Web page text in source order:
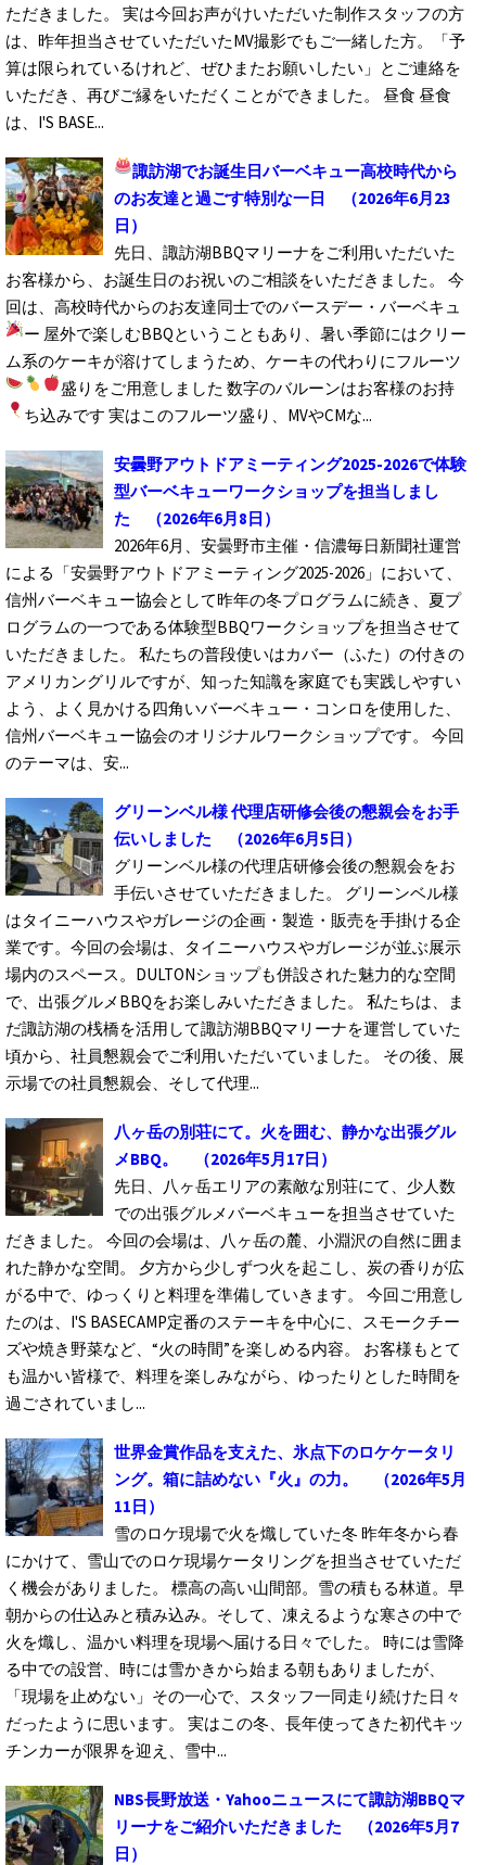
ただきました。 実は今回お声がけいただいた制作スタッフの方
は、昨年担当させていただいたMV撮影でもご一緒した方。「予
算は限られているけれど、ぜひまたお願いしたい」とご連絡を
いただき、再びご縁をいただくことができました。 昼食 昼食
は、I'S BASE...
諏訪湖でお誕生日バーベキュー高校時代から
のお友達と過ごす特別な一日
（2026年6月23
日）
先日、諏訪湖BBQマリーナをご利用いただいた
お客様から、お誕生日のお祝いのご相談をいただきました。 今
回は、高校時代からのお友達同士でのバースデー・バーベキュ
ー 屋外で楽しむBBQということもあり、暑い季節にはクリー
ム系のケーキが溶けてしまうため、ケーキの代わりにフルーツ
盛りをご用意しました 数字のバルーンはお客様のお持
ち込みです 実はこのフルーツ盛り、MVやCMな...
安曇野アウトドアミーティング2025-2026で体験
型バーベキューワークショップを担当しまし
た
（2026年6月8日）
2026年6月、安曇野市主催・信濃毎日新聞社運営
による「安曇野アウトドアミーティング2025-2026」において、
信州バーベキュー協会として昨年の冬プログラムに続き、夏プ
ログラムの一つである体験型BBQワークショップを担当させて
いただきました。 私たちの普段使いはカバー（ふた）の付きの
アメリカングリルですが、知った知識を家庭でも実践しやすい
よう、よく見かける四角いバーベキュー・コンロを使用した、
信州バーベキュー協会のオリジナルワークショップです。 今回
のテーマは、安...
グリーンベル様 代理店研修会後の懇親会をお手
伝いしました
（2026年6月5日）
グリーンベル様の代理店研修会後の懇親会をお
手伝いさせていただきました。 グリーンベル様
はタイニーハウスやガレージの企画・製造・販売を手掛ける企
業です。今回の会場は、タイニーハウスやガレージが並ぶ展示
場内のスペース。DULTONショップも併設された魅力的な空間
で、出張グルメBBQをお楽しみいただきました。 私たちは、ま
だ諏訪湖の桟橋を活用して諏訪湖BBQマリーナを運営していた
頃から、社員懇親会でご利用いただいていました。 その後、展
示場での社員懇親会、そして代理...
八ヶ岳の別荘にて。火を囲む、静かな出張グル
メBBQ。
（2026年5月17日）
先日、八ヶ岳エリアの素敵な別荘にて、少人数
での出張グルメバーベキューを担当させていた
だきました。 今回の会場は、八ヶ岳の麓、小淵沢の自然に囲ま
れた静かな空間。 夕方から少しずつ火を起こし、炭の香りが広
がる中で、ゆっくりと料理を準備していきます。 今回ご用意し
たのは、I'S BASECAMP定番のステーキを中心に、スモークチー
ズや焼き野菜など、“火の時間”を楽しめる内容。 お客様もとて
も温かい皆様で、料理を楽しみながら、ゆったりとした時間を
過ごされていまし...
世界金賞作品を支えた、氷点下のロケケータリ
ング。箱に詰めない『火』の力。
（2026年5月
11日）
雪のロケ現場で火を熾していた冬 昨年冬から春
にかけて、雪山でのロケ現場ケータリングを担当させていただ
く機会がありました。 標高の高い山間部。雪の積もる林道。早
朝からの仕込みと積み込み。そして、凍えるような寒さの中で
火を熾し、温かい料理を現場へ届ける日々でした。 時には雪降
る中での設営、時には雪かきから始まる朝もありましたが、
「現場を止めない」その一心で、スタッフ一同走り続けた日々
だったように思います。 実はこの冬、長年使ってきた初代キッ
チンカーが限界を迎え、雪中...
NBS長野放送・Yahooニュースにて諏訪湖BBQマ
リーナをご紹介いただきました
（2026年5月7
日）